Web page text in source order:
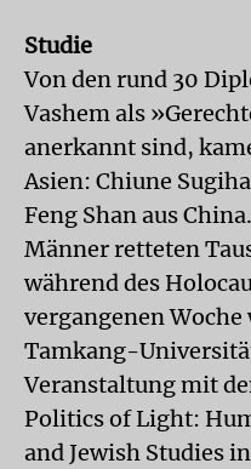
Studie
Von den rund 30
Vashem als
anerkannt sind,
Asien: Chiune
Feng Shan aus
Männer retteten
während des
vergangenen Woche
Tamkang-
Veranstaltung mit
Politics of Light:
and Jewish Studies